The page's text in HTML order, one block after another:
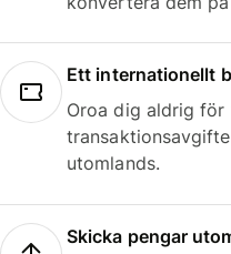
Ett internationellt
Oroa dig aldrig för
utomlands.
Skicka pengar